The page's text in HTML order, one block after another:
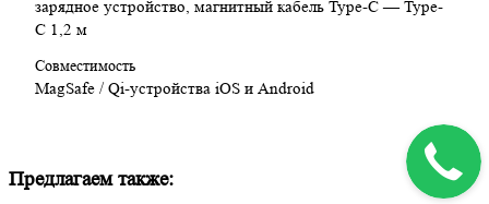
Протоколы: Quick Charge, Power Delivery
Подставка: откидная, с функцией держателя
Комплектация: зарядное устройство, магнитный кабель
Type-C — Type-C 1,2 м
Magssory Coin 2-в-1 — это стильное и функциональное
беспроводное зарядное устройство, сочетающее MagSafe-
зарядное устройство, магнитный кабель Type-C — Type-
C 1,2 м
Совместимость
MagSafe / Qi-устройства iOS и Android
Предлагаем также: